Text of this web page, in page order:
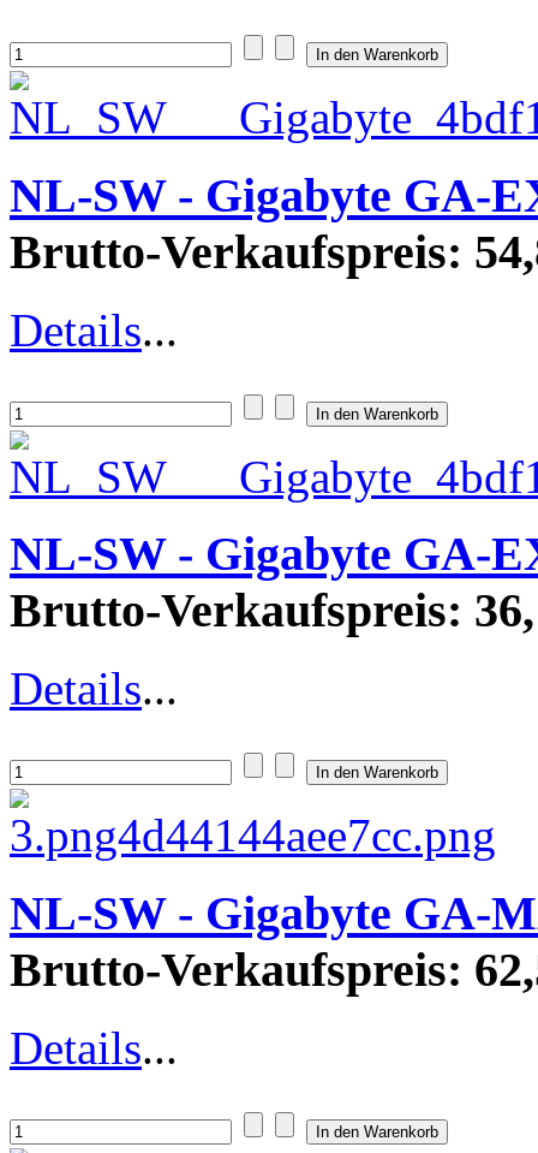
NL-SW - Gigabyte GA-
Brutto-Verkaufspreis:
Details...
NL-SW - Gigabyte GA-
Brutto-Verkaufspreis:
Details...
NL-SW - Gigabyte GA-
Brutto-Verkaufspreis:
Details...